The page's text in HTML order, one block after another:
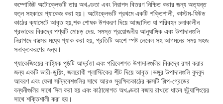
কম্পোজিট অটোক্লেভটি তার অখণ্ডতা এবং নিরাপদ বিতরণ নিশ্চিত করার জন্য অত্যন্ত
যত্ন সহকারে প্যাকেজ করা হয়। অটোক্লেভটি প্রথমে একটি শক্তিশালী, কাস্টম-ফিটড
কাঠের ক্যাসেটে আবৃত হয়,শক শোষক উপকরণ দিয়ে আচ্ছাদিত যা পরিবহন চলাকালীন
প্রভাবের বিরুদ্ধে পণ্যটি মোচড় দেয়. সমস্ত প্রয়োজনীয় আনুষাঙ্গিক এবং উপাদানগুলি
নিরাপদে বাক্সের মধ্যে প্যাক করা হয়, প্রতিটি অংশে স্পষ্ট লেবেল সহ আগমনের সময় সহজ
সনাক্তকরণের জন্য।
প্যাকেজিংয়ের বাহ্যিক পৃষ্ঠটি আর্দ্রতা এবং পরিবেশগত উপাদানগুলির বিরুদ্ধে রক্ষা করার
জন্য একটি ভারী-ডুয়িং, জলরোধী প্লাস্টিকের শীট দিয়ে আবৃত।ভঙ্গুর উপাদানগুলি বুদবুদ
আবরণ এবং ফেনা সন্নিবেশগুলির সাথে আরও সুরক্ষিতকাঠের বাক্সটি শিল্প-গ্রেডের
বন্ধনীগুলির সাথে সিল করা হয় এবং কাঠামোগত অখণ্ডতা বজায় রাখতে ধাতব স্ট্র্যাপিংয়ের
সাথে শক্তিশালী করা হয়।